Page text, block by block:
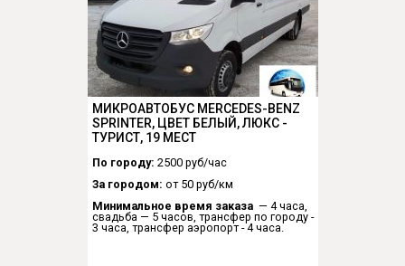
МИКРОАВТОБУС MERCEDES-BENZ
SPRINTER, ЦВЕТ БЕЛЫЙ, ЛЮКС -
ТУРИСТ, 19 МЕСТ
По городу: 2500 руб/час
За городом: от 50 руб/км
Минимальное время заказа— 4 часа,
свадьба — 5 часов, трансфер по городу -
3 часа, трансфер аэропорт - 4 часа.